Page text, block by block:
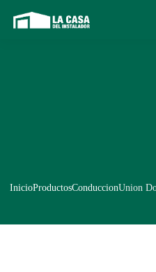
InicioProductosConduccionUnion